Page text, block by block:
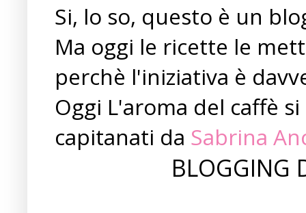
Si, lo so, questo è un
Ma oggi le ricette le
perchè l'iniziativa è
Oggi L'aroma del caffè
capitanati da Sabrina
BLOGGING